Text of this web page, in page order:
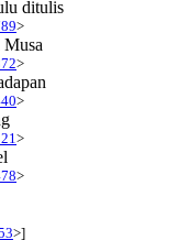
ditulis
>
Musa
>
>
>
>
>]